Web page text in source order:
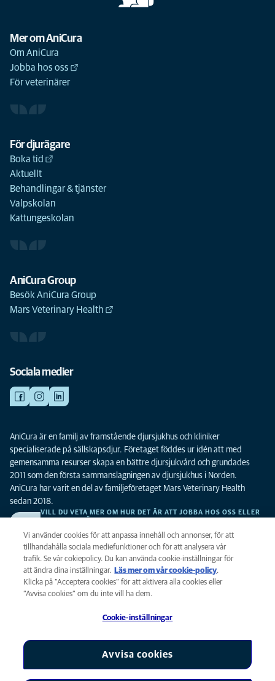
Mer om AniCura
Om AniCura
Jobba hos oss
För veterinärer
För djurägare
Boka tid
Aktuellt
Behandlingar & tjänster
Valpskolan
Kattungeskolan
AniCura Group
Besök AniCura Group
Mars Veterinary Health
Sociala medier
AniCura är en familj av framstående djursjukhus och kliniker
specialiserade på sällskapsdjur. Företaget föddes ur idén att med
gemensamma resurser skapa en bättre djursjukvård och grundades
2011 som den första sammanslagningen av djursjukhus i Norden.
AniCura har varit en del av familjeföretaget Mars Veterinary Health
sedan 2018.
VILL DU VETA MER OM HUR DET ÄR ATT JOBBA HOS OSS ELLER
Integritet
Legalt
AniCura är ett dotterbolag till Mars, Inc © 2026
Vi använder cookies för att anpassa innehåll och annonser, för att
tillhandahålla sociala mediefunktioner och för att analysera vår
trafik. Se vår cokiepolicy. Du kan använda cookie-inställningar för
att ändra dina inställningar.
Läs mer om vår cookie-policy(opens in a
new tab)
.
Klicka på ”Acceptera cookies” för att aktivera alla cookies eller
”Avvisa cookies” om du inte vill ha dem.
Cookie-inställningar
Avvisa cookies